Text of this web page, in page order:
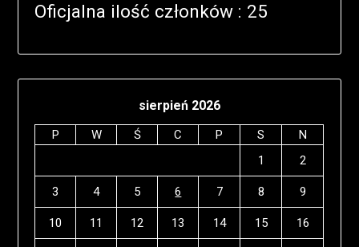
Oficjalna ilość członków : 25
sierpień 2026
P W Ś C P S
N
1
2
3 4 5 6 7 8 9
10 11 12 13 14 15 16